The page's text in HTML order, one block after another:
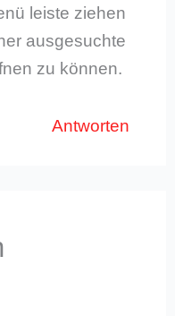
leiste ziehen
ausgesuchte
zu können.
Antworten